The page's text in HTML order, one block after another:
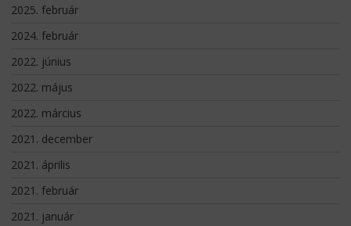
2025. február
2024. február
2022. június
2022. május
2022. március
2021. december
2021. április
2021. február
2021. január